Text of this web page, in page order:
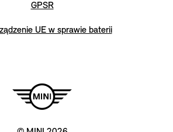
GPSR
UE w sprawie baterii